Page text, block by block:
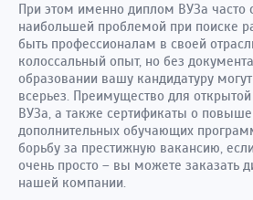
При этом именно диплом ВУЗа часто
наибольшей проблемой при поиске
быть профессионалам в своей
колоссальный опыт, но без
образовании вашу кандидатуру
всерьез. Преимущество для
ВУЗа, а также сертификаты о
дополнительных обучающих
борьбу за престижную вакансию,
очень просто – вы можете заказать
нашей компании.